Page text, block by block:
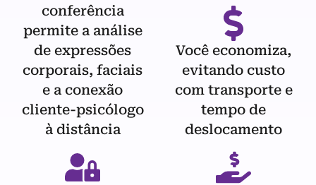
conferência
permite a análise
de expressões
corporais, faciais
e a conexão
cliente-psicólogo
à distância
Você economiza,
evitando custo
com transporte e
tempo de
deslocamento